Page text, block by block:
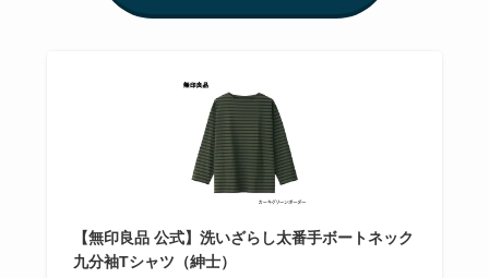
【無印良品 公式】洗いざらし太番手ボートネック
九分袖Tシャツ（紳士）